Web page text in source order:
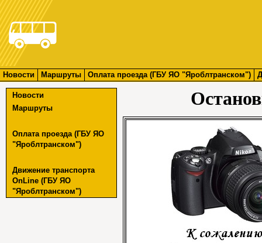
Новости Маршруты Оплата проезда (ГБУ ЯО "Яроблтранском")
Новости
Маршруты
Оплата проезда (ГБУ ЯО
"Яроблтранском")
Движение транспорта
OnLine (ГБУ ЯО
"Яроблтранском")